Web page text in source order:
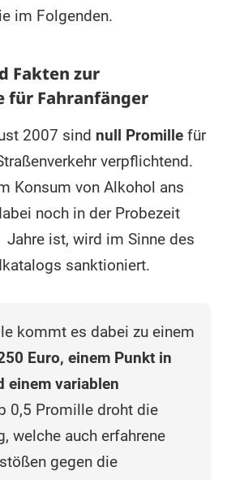
im Folgenden.
Fakten zur
für Fahranfänger
2007 sind null Promille für
verpflichtend.
Konsum von Alkohol ans
noch in der Probezeit
Jahre ist, wird im Sinne des
sanktioniert.
kommt es dabei zu einem
Euro, einem Punkt in
einem variablen
0,5 Promille droht die
welche auch erfahrene
gegen die